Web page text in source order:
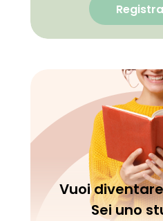
Vuoi
Sei uno